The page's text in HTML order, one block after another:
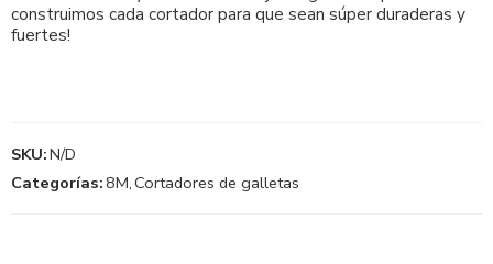
construimos cada cortador para que sean súper duraderas y
fuertes!
SKU:N/D
Categorías:8M,Cortadores de galletas